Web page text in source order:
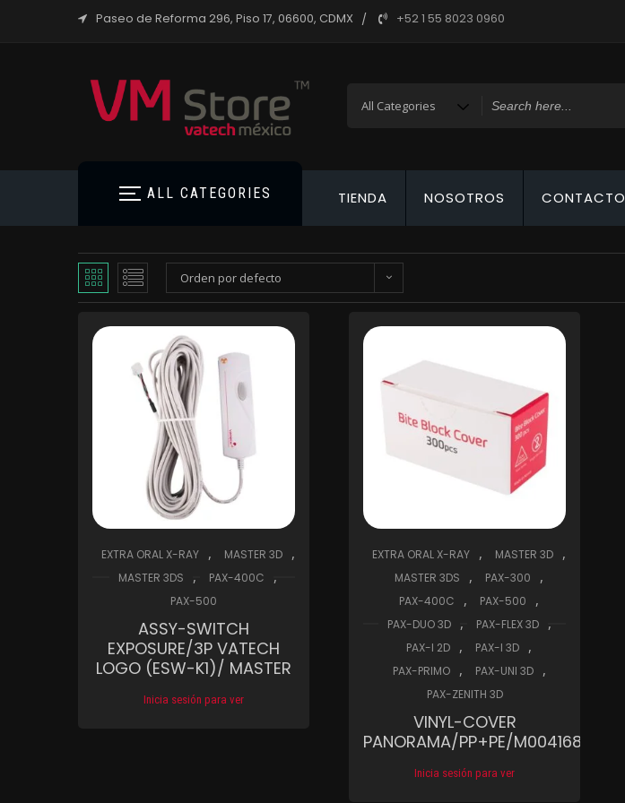
Paseo de Reforma 296, Piso 17, 06600, CDMX +52 1 55 8023 0960
ALL CATEGORIES TIENDA NOSOTROS CONTACTO
Orden por defecto
EXTRA ORAL X-RAY , MASTER 3D ,
MASTER 3DS , PAX-400C ,
PAX-500
ASSY-SWITCH
EXPOSURE/3P VATECH
LOGO (ESW-K1)/ MASTER
Inicia sesión para ver
EXTRA ORAL X-RAY , MASTER 3D ,
MASTER 3DS , PAX-300 ,
PAX-400C , PAX-500 ,
PAX-DUO 3D , PAX-FLEX 3D ,
PAX-I 2D , PAX-I 3D ,
PAX-PRIMO , PAX-UNI 3D ,
PAX-ZENITH 3D
VINYL-COVER
PANORAMA/PP+PE/M0041682
Inicia sesión para ver